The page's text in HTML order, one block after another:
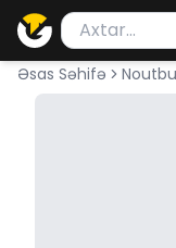
Məhsul axtar
Axtarış üçün
Əsas Səhifə